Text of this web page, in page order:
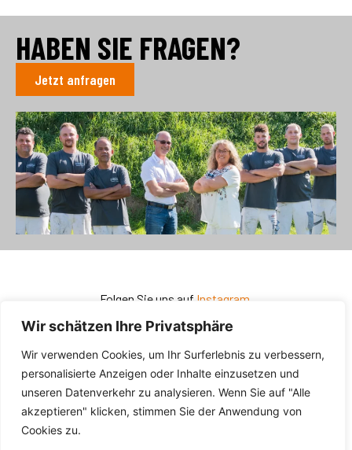
Wir schätzen Ihre Privatsphäre
Wir verwenden Cookies, um Ihr Surferlebnis zu verbessern,
personalisierte Anzeigen oder Inhalte einzusetzen und
unseren Datenverkehr zu analysieren. Wenn Sie auf "Alle
akzeptieren" klicken, stimmen Sie der Anwendung von
Cookies zu.
HABEN SIE FRAGEN?
Jetzt anfragen
Folgen Sie uns auf Instagram.
Zurück zurStartseite.
Impressum Datenschutz